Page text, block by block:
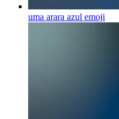
uma arara azul emoji